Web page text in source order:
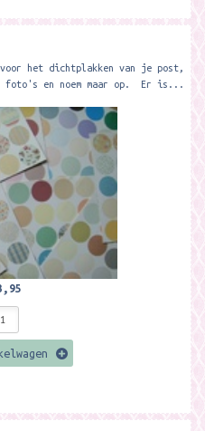
het dichtplakken van je post,
foto's en noem maar op. Er is...